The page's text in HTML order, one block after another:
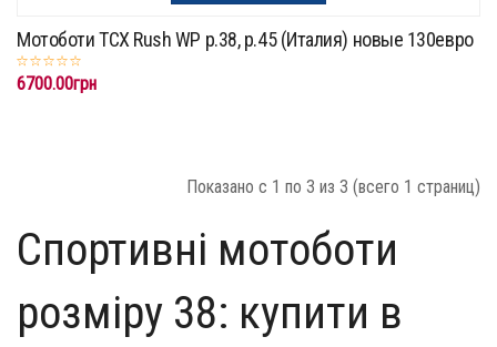
Мотоботи TCX Rush WP p.38, p.45 (Италия) новые 130евро
6700.00грн
Показано с 1 по 3 из 3 (всего 1 страниц)
Спортивні мотоботи
розміру 38: купити в